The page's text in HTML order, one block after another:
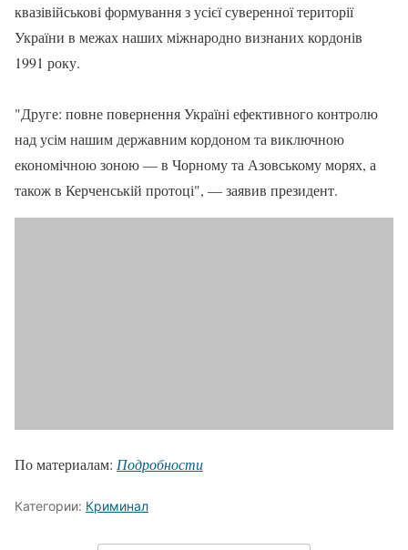
квазівійськові формування з усієї суверенної території
України в межах наших міжнародно визнаних кордонів
1991 року.
"Друге: повне повернення Україні ефективного контролю
над усім нашим державним кордоном та виключною
економічною зоною — в Чорному та Азовському морях, а
також в Керченській протоці", — заявив президент.
По материалам: Подробности
Категории: Криминал